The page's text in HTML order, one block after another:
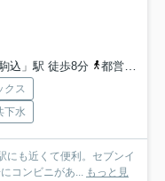
込」駅 徒歩8分 都営三田線「千石」駅 徒歩7分
クス
下水
にも近くて便利。セブンイ
コンビニがあ...
もっと見